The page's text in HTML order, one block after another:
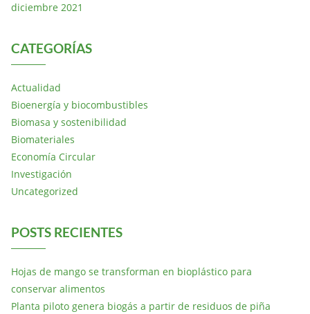
diciembre 2021
CATEGORÍAS
Actualidad
Bioenergía y biocombustibles
Biomasa y sostenibilidad
Biomateriales
Economía Circular
Investigación
Uncategorized
POSTS RECIENTES
Hojas de mango se transforman en bioplástico para
conservar alimentos
Planta piloto genera biogás a partir de residuos de piña